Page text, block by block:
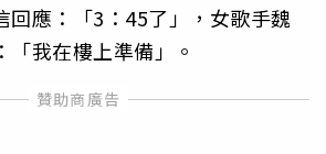
回應：「3：45了」，女歌手魏
我在樓上準備」。